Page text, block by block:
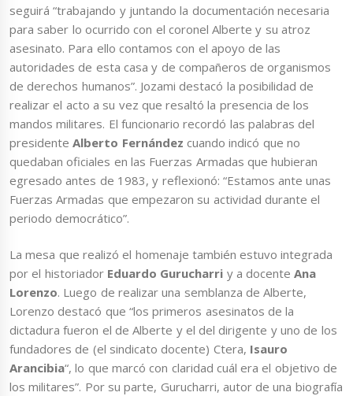
seguirá “trabajando y juntando la documentación necesaria
para saber lo ocurrido con el coronel Alberte y su atroz
asesinato. Para ello contamos con el apoyo de las
autoridades de esta casa y de compañeros de organismos
de derechos humanos”. Jozami destacó la posibilidad de
realizar el acto a su vez que resaltó la presencia de los
mandos militares. El funcionario recordó las palabras del
presidenteAlberto Fernández cuando indicó que no
quedaban oficiales en las Fuerzas Armadas que hubieran
egresado antes de 1983, y reflexionó: “Estamos ante unas
Fuerzas Armadas que empezaron su actividad durante el
periodo democrático”.
La mesa que realizó el homenaje también estuvo integrada
por el historiador Eduardo Gurucharri y a docenteAna
Lorenzo. Luego de realizar una semblanza de Alberte,
Lorenzo destacó que “los primeros asesinatos de la
dictadura fueron el de Alberte y el del dirigente y uno de los
fundadores de (el sindicato docente) Ctera, Isauro
Arancibia“, lo que marcó con claridad cuál era el objetivo de
los militares”. Por su parte, Gurucharri, autor de una biografía